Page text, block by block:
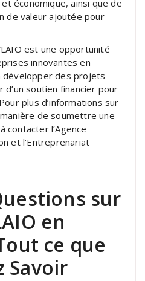
économique, ainsi que de
de valeur ajoutée pour
est une opportunité
innovantes en
développer des projets
soutien financier pour
plus d’informations sur
de soumettre une
contacter l’Agence
et l’Entreprenariat
sur
en
ce que
Savoir